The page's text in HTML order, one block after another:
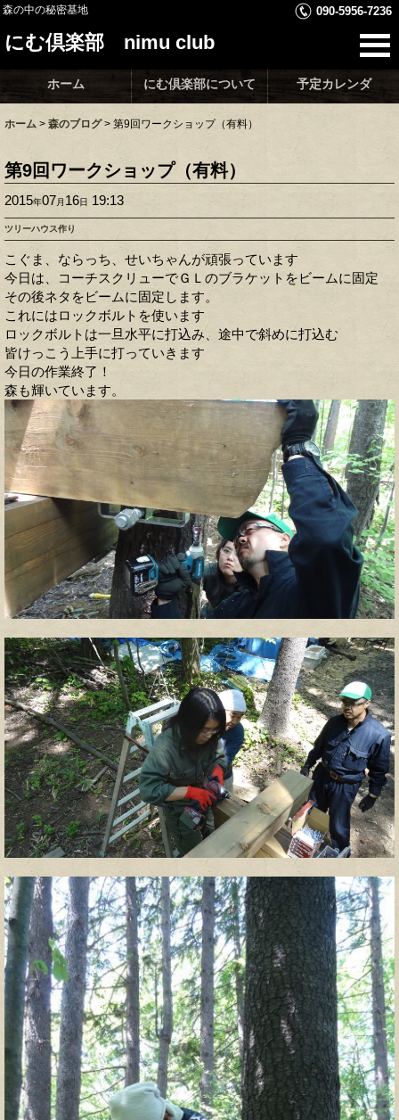
森の中の秘密基地 090-5956-7236
にむ倶楽部 nimu club
ホーム にむ倶楽部について 予定カレンダ
ホーム > 森のブログ > 第9回ワークショップ（有料）
第9回ワークショップ（有料）
2015年07月 16日 19:13
ツリーハウス作り
こぐま、ならっち、せいちゃんが頑張っています
今日は、コーチスクリューでＧＬのブラケットをビームに固定
その後ネタをビームに固定します。
これにはロックボルトを使います
ロックボルトは一旦水平に打込み、途中で斜めに打込む
皆けっこう上手に打っていきます
今日の作業終了！
森も輝いています。